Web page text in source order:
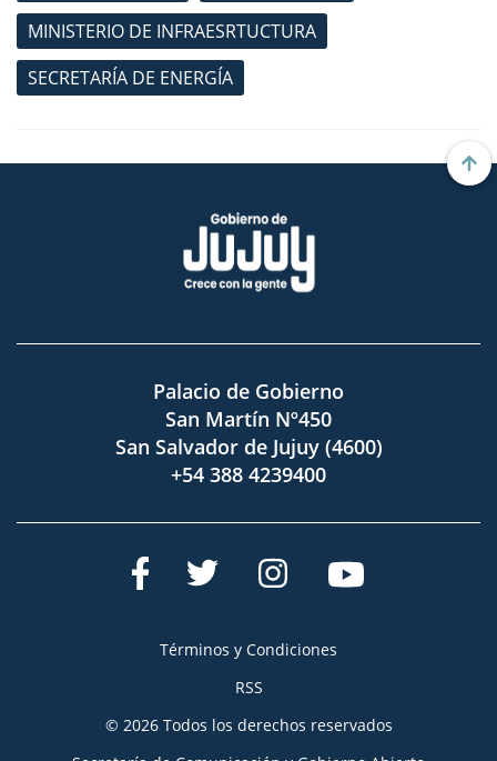
MINISTERIO DE INFRAESRTUCTURA
SECRETARÍA DE ENERGÍA
Palacio de Gobierno
San Martín Nº450
San Salvador de Jujuy (4600)
+54 388 4239400
Términos y Condiciones
RSS
© 2026 Todos los derechos reservados